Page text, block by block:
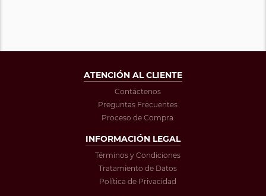
ATENCIÓN AL CLIENTE
Contáctenos
Preguntas Frecuentes
Proceso de Compra
INFORMACIÓN LEGAL
Términos y Condiciones
Tratamiento de Datos
Política de Privacidad